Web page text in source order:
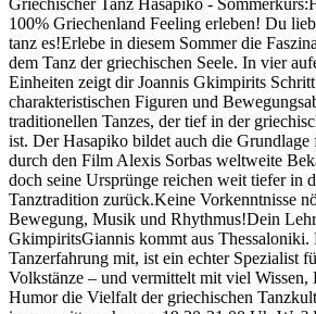
100% Griechenland Feeling erleben! Du
tanz es!Erlebe in diesem Sommer die
dem Tanz der griechischen Seele. In vier
Einheiten zeigt dir Joannis Gkimpirits
charakteristischen Figuren und
traditionellen Tanzes, der tief in der
ist. Der Hasapiko bildet auch die Grundlage
durch den Film Alexis Sorbas weltweite
doch seine Ursprünge reichen weit tiefer in
Tanztradition zurück.Keine Vorkenntnisse
Bewegung, Musik und Rhythmus!Dein
GkimpiritsGiannis kommt aus Thessaloniki.
Tanzerfahrung mit, ist ein echter Spezialist
Volkstänze – und vermittelt mit viel Wissen,
Humor die Vielfalt der griechischen